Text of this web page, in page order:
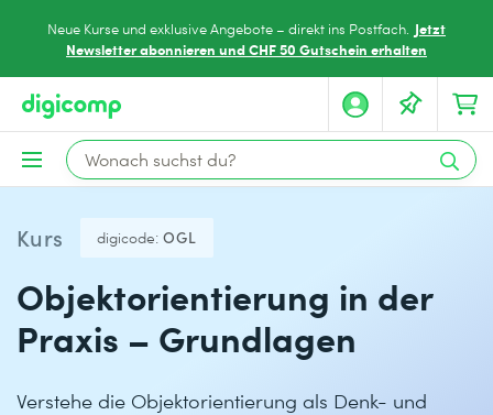
Neue Kurse und exklusive Angebote – direkt ins Postfach. Jetzt
Newsletter abonnieren und CHF 50 Gutschein erhalten
Kurs digicode: OGL
Objektorientierung in der
Praxis – Grundlagen
Verstehe die Objektorientierung als Denk- und